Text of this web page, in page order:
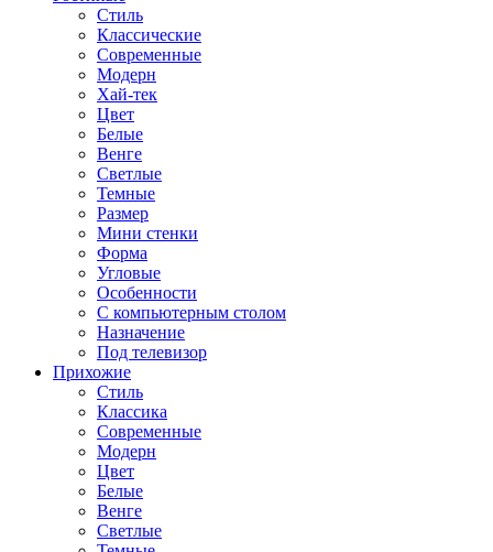
Стиль
Классические
Современные
Модерн
Хай-тек
Цвет
Белые
Венге
Светлые
Темные
Размер
Мини стенки
Форма
Угловые
Особенности
С компьютерным столом
Назначение
Под телевизор
Прихожие
Стиль
Классика
Современные
Модерн
Цвет
Белые
Венге
Светлые